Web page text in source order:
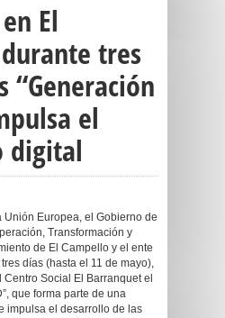
El
tres
“Generación
el
digital
Europea, el Gobierno de
Transformación y
de El Campello y el ente
días (hasta el 11 de mayo),
Social El Barranquet el
que forma parte de una
impulsa el desarrollo de las